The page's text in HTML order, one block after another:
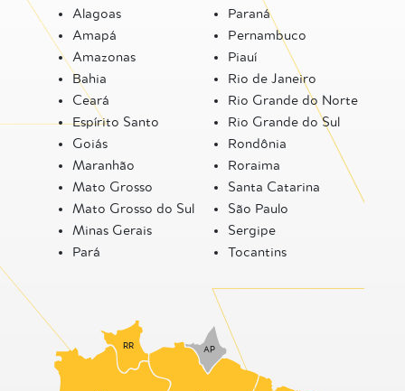
Alagoas
Amapá
Amazonas
Bahia
Ceará
Espírito Santo
Goiás
Maranhão
Mato Grosso
Mato Grosso do Sul
Minas Gerais
Pará
Paraná
Pernambuco
Piauí
Rio de Janeiro
Rio Grande do Norte
Rio Grande do Sul
Rondônia
Roraima
Santa Catarina
São Paulo
Sergipe
Tocantins
AP
RR